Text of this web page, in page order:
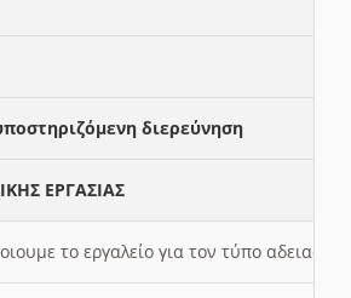
διερεύνηση
ΕΡΓΑΣΙΑΣ
το εργαλείο για τον τύπο αδειας